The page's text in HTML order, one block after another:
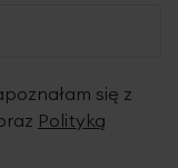
się z
Polityką